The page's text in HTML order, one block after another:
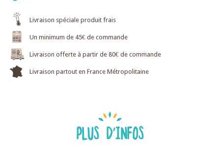
Livraison spéciale produit frais
Un minimum de 45€ de commande
Livraison offerte à partir de 80€ de commande
Livraison partout en France Métropolitaine
PLUS D'INFOS